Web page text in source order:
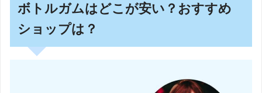
ボトルガムはどこが安い？おすすめ
ショップは？